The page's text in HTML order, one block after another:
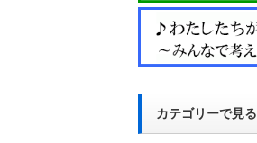
カテゴリーで見る